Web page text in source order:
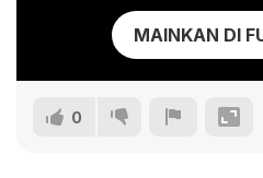
MAINKAN DI
0